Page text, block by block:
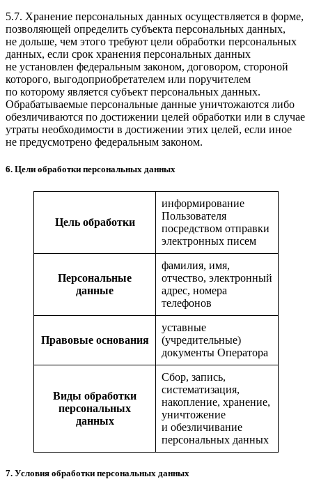
5.7. Хранение персональных данных осуществляется в форме,
позволяющей определить субъекта персональных данных,
не дольше, чем этого требуют цели обработки персональных
данных, если срок хранения персональных данных
не установлен федеральным законом, договором, стороной
которого, выгодоприобретателем или поручителем
по которому является субъект персональных данных.
Обрабатываемые персональные данные уничтожаются либо
обезличиваются по достижении целей обработки или в случае
утраты необходимости в достижении этих целей, если иное
не предусмотрено федеральным законом.
6. Цели обработки персональных данных
Цель обработки
информирование
Пользователя
посредством отправки
электронных писем
Персональные
данные
фамилия, имя,
отчество, электронный
адрес, номера
телефонов
Правовые основания
уставные
(учредительные)
документы Оператора
Виды обработки
персональных
данных
Сбор, запись,
систематизация,
накопление, хранение,
уничтожение
и обезличивание
персональных данных
7. Условия обработки персональных данных